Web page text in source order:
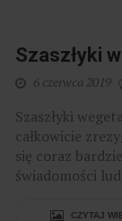
Szaszłyki
6 czerwca 2019
Szaszłyki
całkowicie
się coraz
świadomości
CZYTAJ